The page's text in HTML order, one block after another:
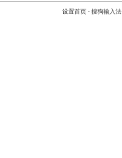
设置首页 - 搜狗输入法